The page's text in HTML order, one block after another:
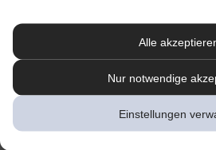
Alle
Nur notwendige
Einstellungen
48, 60486 Frankfurt. Die Teilnahme ist online
teilnehmen oder Postkarte senden an:
GmbH, Despina Kalaitzidou, Stichwort „Care
Nur vollständig ausgefüllte